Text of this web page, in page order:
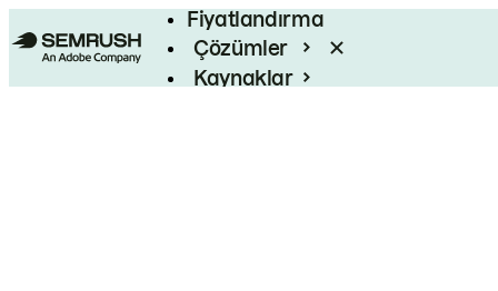
Fiyatlandırma
Çözümler
Kaynaklar